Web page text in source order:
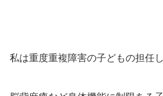
私は重度重複障害の子どもの担任